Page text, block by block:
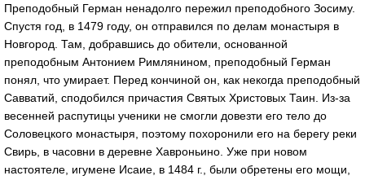
Преподобный Герман ненадолго пережил преподобного Зосиму.
Спустя год, в 1479 году, он отправился по делам монастыря в
Новгород. Там, добравшись до обители, основанной
преподобным Антонием Римлянином, преподобный Герман
понял, что умирает. Перед кончиной он, как некогда преподобный
Савватий, сподобился причастия Святых Христовых Таин. Из-за
весенней распутицы ученики не смогли довезти его тело до
Соловецкого монастыря, поэтому похоронили его на берегу реки
Свирь, в часовни в деревне Хавроньино. Уже при новом
настоятеле, игумене Исаие, в 1484 г., были обретены его мощи,